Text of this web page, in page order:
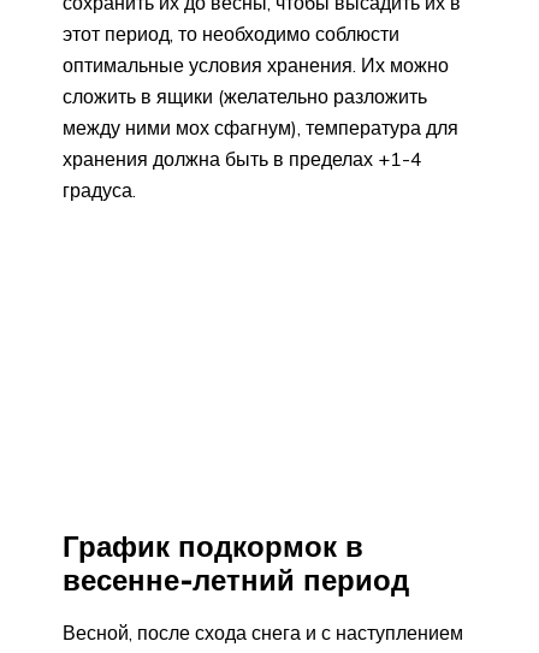
этот период, то необходимо соблюсти
оптимальные условия хранения. Их можно
сложить в ящики (желательно разложить
между ними мох сфагнум), температура для
хранения должна быть в пределах +1-4
градуса.
График подкормок в
весенне-летний период
Весной, после схода снега и с наступлением